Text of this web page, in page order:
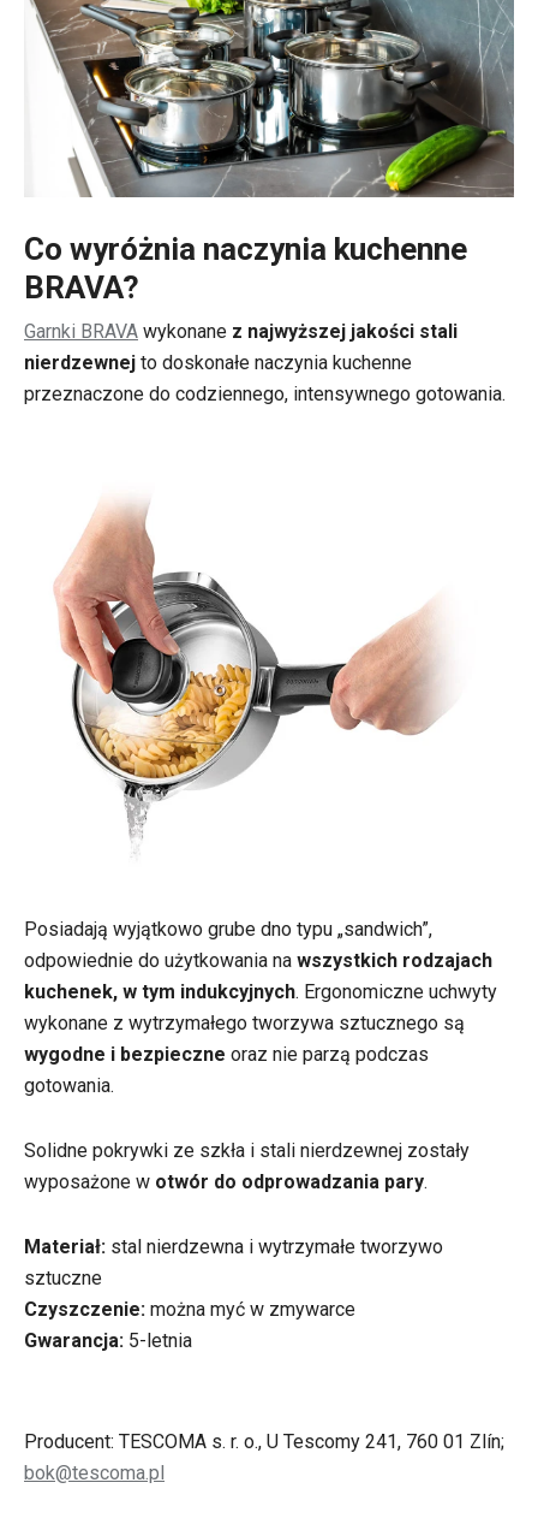
Co wyróżnia naczynia kuchenne
BRAVA?
Garnki BRAVA wykonane z najwyższej jakości stali
nierdzewnej to doskonałe naczynia kuchenne
przeznaczone do codziennego, intensywnego gotowania.
Posiadają wyjątkowo grube dno typu „sandwich”,
odpowiednie do użytkowania na wszystkich rodzajach
kuchenek, w tym indukcyjnych. Ergonomiczne uchwyty
wykonane z wytrzymałego tworzywa sztucznego są
wygodne i bezpieczne oraz nie parzą podczas
gotowania.
Solidne pokrywki ze szkła i stali nierdzewnej zostały
wyposażone w otwór do odprowadzania pary.
Materiał: stal nierdzewna i wytrzymałe tworzywo
sztuczne
Czyszczenie: można myć w zmywarce
Gwarancja: 5-letnia
Producent: TESCOMA s. r. o., U Tescomy 241, 760 01 Zlín;
bok@tescoma.pl